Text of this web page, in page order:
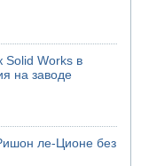
Solid Works в
на заводе
ле-Ционе без